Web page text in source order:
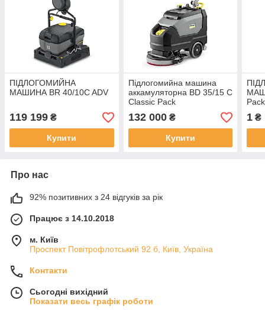
ПІДЛОГОМИЙНА
МАШИНА BR 40/10C ADV
119 199 ₴
Купити
Підлогомийна машина
аккамуляторна BD 35/15 C
Classic Pack
132 000₴
Купити
Pack
1 ₴
Про нас
92% позитивних з 24 відгуків за рік
Працює з 14.10.2018
м. Київ
Проспект Повітрофлотський 92 б, Київ, Україна
Контакти
Сьогодні вихідний
Показати весь графік роботи